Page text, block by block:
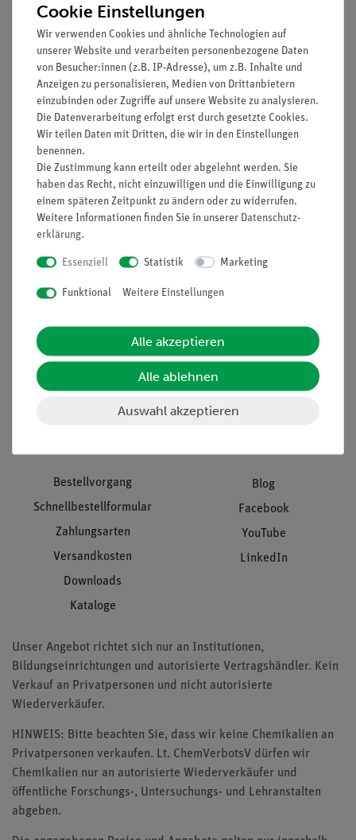
Nach oben
Informationen
Unternehmen
Projekte und Lösungen
Presse
Hinweisgeberschutz
Service
Übersicht Service
Beratung & Showroom
Inventarisierungs- &
Inbetriebnahme & Schulungen
Download &
Bestellvorgang
Schnellbestellformular
Zahlungsarten
Versandkosten
Downloads
Kataloge
Blog
Facebook
YouTube
LinkedIn
Unser Angebot richtet sich nur an Institutionen,
Bildungseinrichtungen und autorisierte Vertragshändler. Kein
Verkauf an Privatpersonen und nicht autorisierte
Wiederverkäufer.
HINWEIS: Bitte beachten Sie, dass wir keine Chemikalien an
Privatpersonen verkaufen. Lt. ChemVerbotsV dürfen wir
Chemikalien nur an autorisierte Wiederverkäufer und
öffentliche Forschungs-, Untersuchungs- und Lehranstalten
abgeben.
Cookie Einstellungen
Wir verwenden Cookies und ähnliche Technologien auf
unserer Website und verarbeiten personenbezogene Daten
von Besucher:innen (z.B. IP-Adresse), um z.B. Inhalte und
Anzeigen zu personalisieren, Medien von Drittanbietern
einzubinden oder Zugriffe auf unsere Website zu analysieren.
Die Datenverarbeitung erfolgt erst durch gesetzte Cookies.
Wir teilen Daten mit Dritten, die wir in den Einstellungen
benennen.
Die Zustimmung kann erteilt oder abgelehnt werden. Sie
haben das Recht, nicht einzuwilligen und die Einwilligung zu
einem späteren Zeitpunkt zu ändern oder zu widerrufen.
Weitere Informationen finden Sie in unserer Daten­schutz­
erklärung.
Essenziell Statistik Marketing
Funktional Weitere Einstellungen
Alle akzeptieren
Alle ablehnen
Auswahl akzeptieren